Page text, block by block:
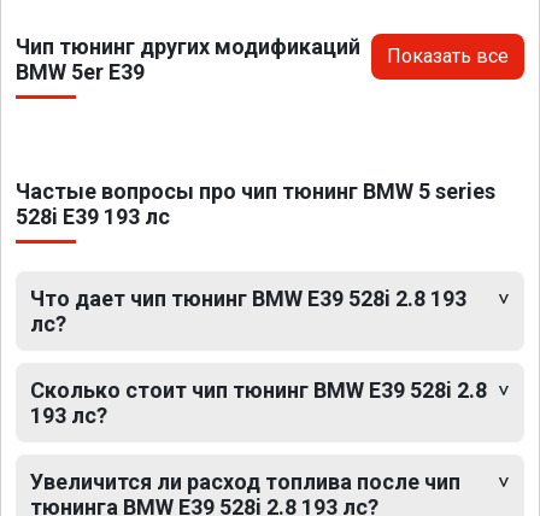
Чип тюнинг других модификаций
BMW 5er E39
Показать все
Частые вопросы про чип тюнинг BMW 5 series
528i E39 193 лс
Что дает чип тюнинг BMW E39 528i 2.8 193
лс?
Сколько стоит чип тюнинг BMW E39 528i 2.8
193 лс?
Увеличится ли расход топлива после чип
тюнинга BMW E39 528i 2.8 193 лс?